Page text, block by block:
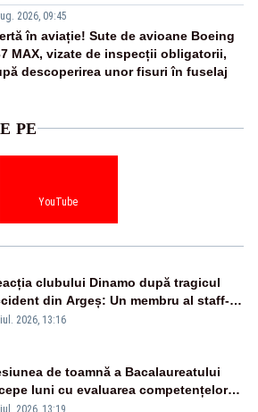
2026, 09:45
în aviație! Sute de avioane Boeing
MAX, vizate de inspecții obligatorii,
descoperirea unor fisuri în fuselaj
PE
YouTube
clubului Dinamo după tragicul
din Argeș: Un membru al staff-
medical a murit, antrenorul Adrian
2026, 13:16
de toamnă a Bacalaureatului
luni cu evaluarea competențelor
la Limba română
2026, 13:19